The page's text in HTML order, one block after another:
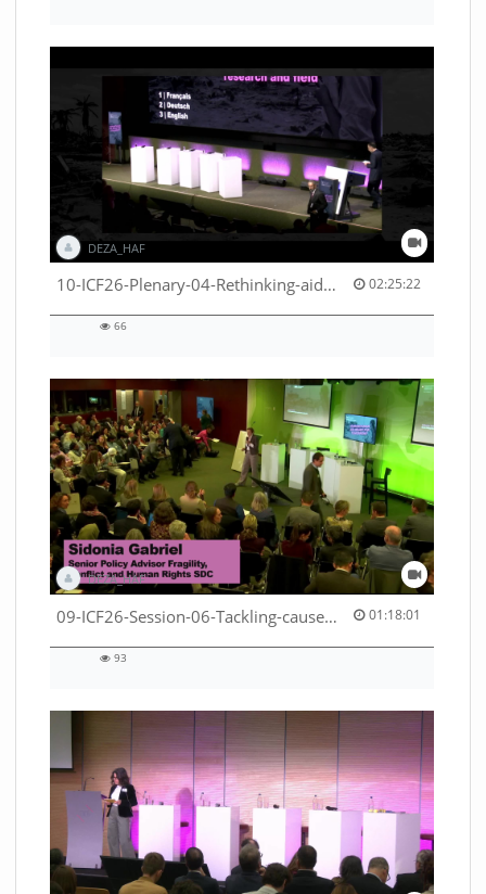
DEZA_HAF
10-ICF26-Plenary-04-Rethinking-aid-deliveries-for-greater-impact-with-existing-resources-53529531710001791 02:25:22
02:25:22 duration
66
DEZA_HAF
09-ICF26-Session-06-Tackling-causes-of-crises-not-symptoms-53529531690001791 01:18:01
01:18:01 duration
93